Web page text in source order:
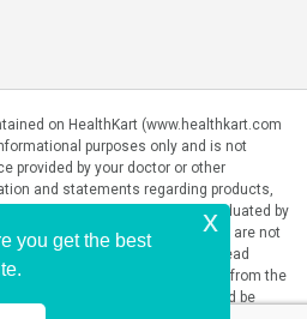
on HealthKart (www.healthkart.com
purposes only and is not
provided by your doctor or other
and statements regarding products,
on HealthKart have not been evaluated by
or any government authority and are not
or prevent any disease. Please read
to purchase and use. The results from the
person. No individual result should be
you get the best
x